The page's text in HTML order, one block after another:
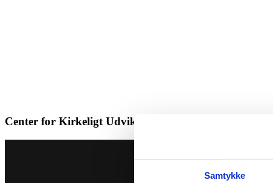
Samtykke
Center for Kirkeligt Udviklingssamarbejde